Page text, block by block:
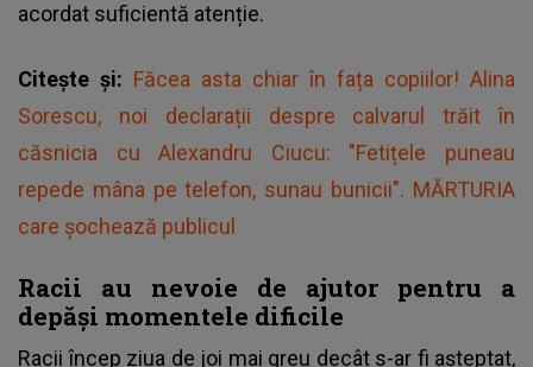
acordat suficientă atenție.
Citește și: Făcea asta chiar în fața copiilor! Alina
Sorescu, noi declarații despre calvarul trăit în
căsnicia cu Alexandru Ciucu: "Fetițele puneau
repede mâna pe telefon, sunau bunicii". MĂRTURIA
care șochează publicul
Racii au nevoie de ajutor pentru a
depăși momentele dificile
Racii încep ziua de joi mai greu decât s-ar fi așteptat,